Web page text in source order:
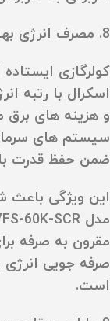
8. مصرف انرژی بهینه:
و هزینه‌ های برق
سیستم‌ های
ضمن حفظ قدرت
مقرون به صرفه
صرفه‌ جویی انرژی
است.